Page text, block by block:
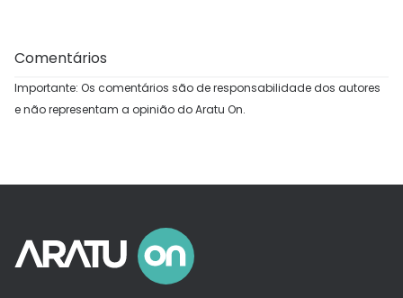
Comentários
Importante: Os comentários são de responsabilidade dos autores
e não representam a opinião do Aratu On.